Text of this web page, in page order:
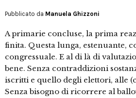
Pubblicato da Manuela Ghizzoni
A primarie concluse, la prima
finita. Questa lunga, estenuante,
congressuale. E al di là di
bene. Senza contraddizioni
iscritti e quello degli elettori, alle
Senza bisogno di ricorrere al